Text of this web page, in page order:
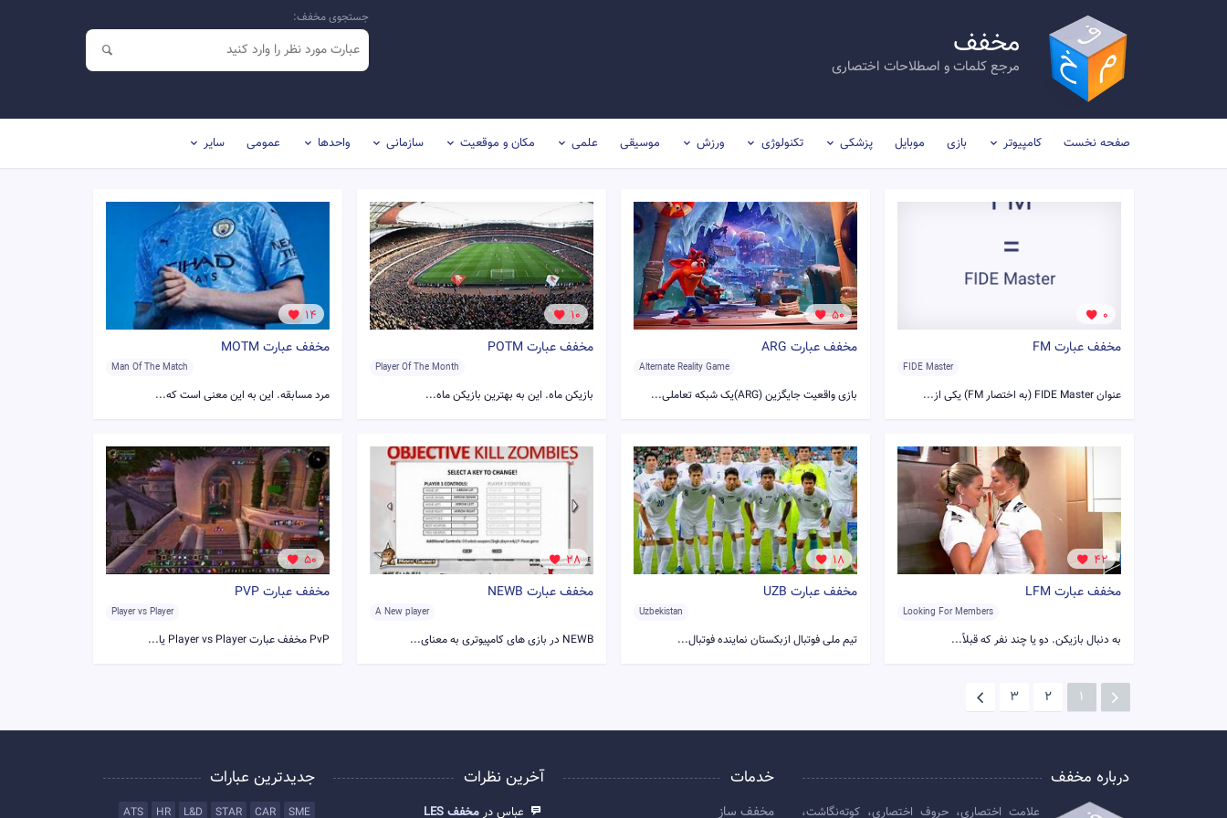
مخفف
مرجع کلمات و اصطلاحات اختصاری
جستجوی مخفف:
صفحه نخست کامپیوتر بازی موبایل پزشکی تکنولوژی ورزش موسیقی علمی مکان و موقعیت سازمانی واحدها عمومی سایر
0
مخفف عبارت FM
FIDE Master
عنوان FIDE Master (به اختصار FM) یکی از...
50
مخفف عبارت ARG
Alternate Reality Game
بازی واقعیت جایگزین (ARG)یک شبکه تعاملی...
10
مخفف عبارت POTM
Player Of The Month
بازیکن ماه. این به بهترین بازیکن ماه...
14
مخفف عبارت MOTM
Man Of The Match
مرد مسابقه. این به این معنی است که...
42
مخفف عبارت LFM
Looking For Members
به دنبال بازیکن. دو یا چند نفر که قبلاً...
18
مخفف عبارت UZB
Uzbekistan
تیم ملی فوتبال ازبکستان نماینده فوتبال...
28
مخفف عبارت NEWB
A New player
NEWB در بازی های کامپیوتری به معنای...
50
مخفف عبارت PVP
Player vs Player
PvP مخفف عبارت Player vs Player یا...
1
2
3
درباره مخفف
علامت اختصاری، حروف اختصاری، کوته‌نگاشت،
خدمات
مخفف ساز
آخرین نظرات
عباس در مخفف LES
جدیدترین عبارات
SME
CAR
STAR
L&D
HR
ATS